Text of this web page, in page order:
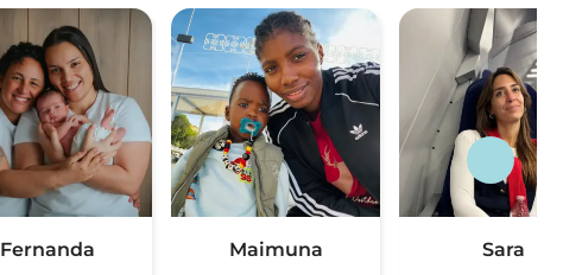
Fernanda Maimuna Sara